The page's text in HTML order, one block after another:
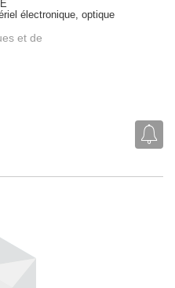
électronique, optique
et de